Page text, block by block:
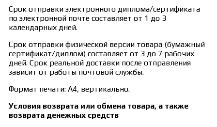
Срок отправки электронного диплома/сертификата
по электронной почте составляет от 1 до 3
календарных дней.
Срок отправки физической версии товара (бумажный
сертификат/диплом) составляет от 3 до 7 рабочих
дней. Срок реальной доставки после отправления
зависит от работы почтовой службы.
Формат печати: А4, вертикально.
Условия возврата или обмена товара, а также
возврата денежных средств